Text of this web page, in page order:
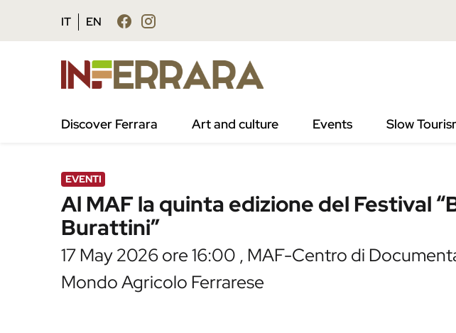
Vai al contenuto principale
Vai al footer
IT EN
Discover Ferrara Art and culture Events Slow
/ Agenda / Al MAF la quinta edizione del Festival “Bimbi & Burattini”
EVENTI
Al MAF la quinta edizione del Festival
Burattini”
17 May 2026 ore 16:00 , MAF-Centro di
Mondo Agricolo Ferrarese